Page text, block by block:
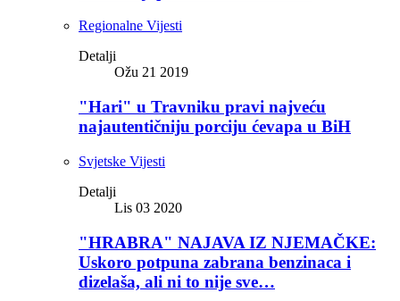
Regionalne Vijesti
Detalji
Ožu 21 2019
"Hari" u Travniku pravi najveću
najautentičniju porciju ćevapa u BiH
Svjetske Vijesti
Detalji
Lis 03 2020
"HRABRA" NAJAVA IZ NJEMAČKE:
Uskoro potpuna zabrana benzinaca i
dizelaša, ali ni to nije sve…